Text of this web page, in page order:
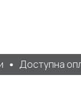
Доступна